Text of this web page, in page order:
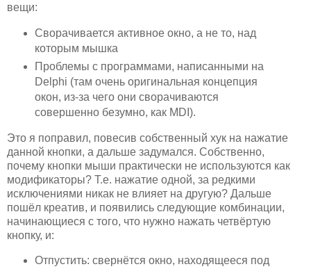
вещи:
Сворачивается активное окно, а не то, над
которым мышка
Проблемы с программами, написанными на
Delphi (там очень оригинальная концепция
окон, из-за чего они сворачиваются
совершенно безумно, как MDI).
Это я поправил, повесив собственный хук на нажатие
данной кнопки, а дальше задумался. Собственно,
почему кнопки мыши практически не используются как
модификаторы? Т.е. нажатие одной, за редкими
исключениями никак не влияет на другую? Дальше
пошёл креатив, и появились следующие комбинации,
начинающиеся с того, что нужно нажать четвёртую
кнопку, и:
Отпустить: свернётся окно, находящееся под